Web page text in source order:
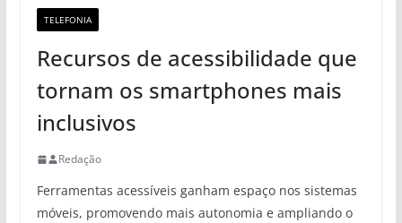
TELEFONIA
Recursos de acessibilidade que
tornam os smartphones mais
inclusivos
Redação
Ferramentas acessíveis ganham espaço nos sistemas
móveis, promovendo mais autonomia e ampliando o